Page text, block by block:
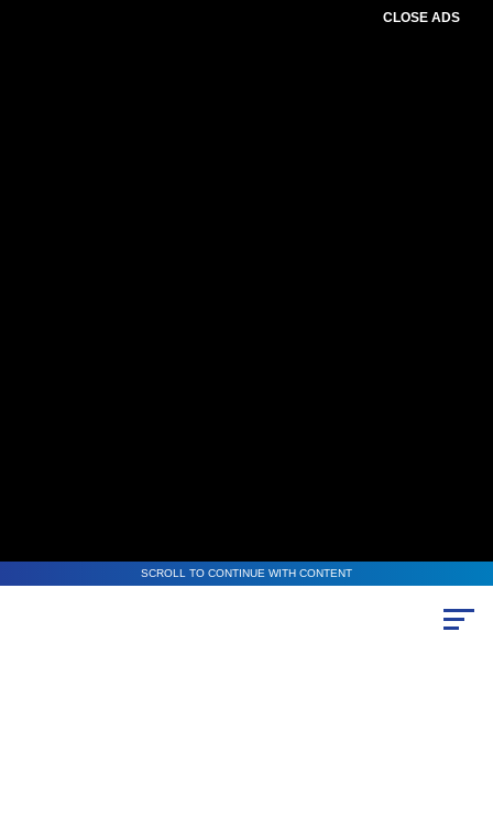
CLOSE ADS
SCROLL TO CONTINUE WITH CONTENT